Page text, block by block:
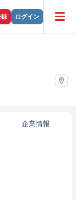
ログイン
企業情報